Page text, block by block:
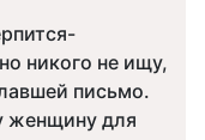
никого не ищу,
письмо.
женщину для